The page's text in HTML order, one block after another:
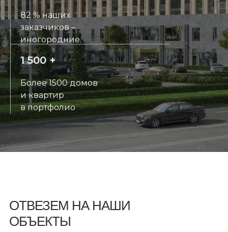
82 % наших
заказчиков –
иногородние.
Более 1500 домов
и квартир
в портфолио
1 500 +
ОТВЕЗЕМ НА НАШИ
ОБЪЕКТЫ